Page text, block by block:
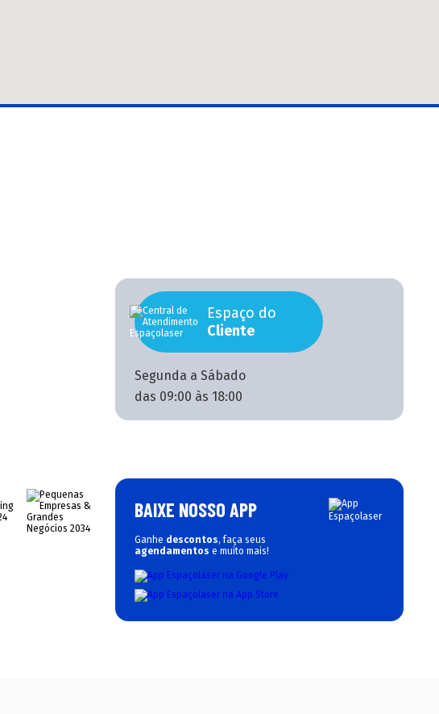
Espaço do
Cliente
Segunda a Sábado
das 09:00 às 18:00
BAIXE NOSSO APP
Ganhe descontos, faça seus
agendamentos e muito mais!